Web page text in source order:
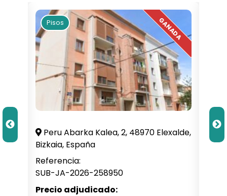
Pisos
Peru Abarka Kalea, 2, 48970 Elexalde,
Bizkaia, España
Referencia:
SUB-JA-2026-258950
Precio adjudicado:
C.